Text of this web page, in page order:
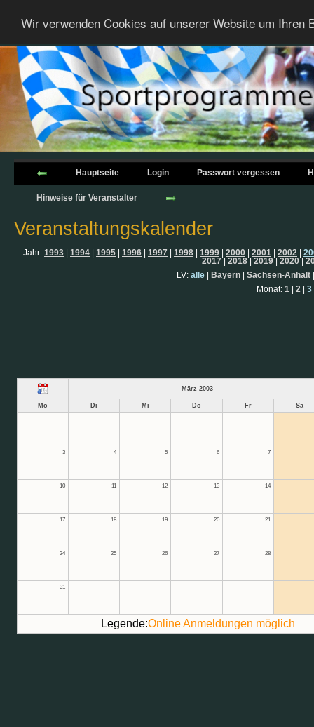
Wir verwenden Cookies auf unserer Website um
Hauptseite Login Passwort vergessen
Hinweise für Veranstalter
Veranstaltungskalender
Jahr: 1993 1994 1995 1996 1997 1998 1999 2000 2001 2002
2017
2018 2019 2020
LV: alle| Bayern| Sachsen-Anhalt
Monat: 1 2 3
März 2003
Mo Di Mi Do Fr Sa
3 4 5 6 7
10 11 12 13 14
17 18 19 20 21
24 25 26 27 28
31
Legende:Online Anmeldungen möglich